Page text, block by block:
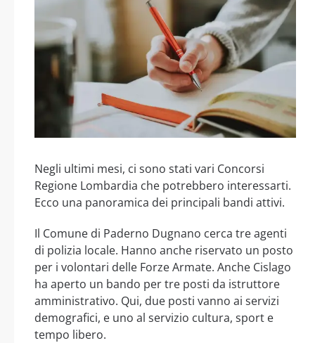
Negli ultimi mesi, ci sono stati vari Concorsi
Regione Lombardia che potrebbero interessarti.
Ecco una panoramica dei principali bandi attivi.
Il Comune di Paderno Dugnano cerca tre agenti
di polizia locale. Hanno anche riservato un posto
per i volontari delle Forze Armate. Anche Cislago
ha aperto un bando per tre posti da istruttore
amministrativo. Qui, due posti vanno ai servizi
demografici, e uno al servizio cultura, sport e
tempo libero.